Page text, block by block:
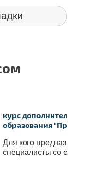
курс дополнительного
образования
Для кого предназначен курс:
специалисты со средн..